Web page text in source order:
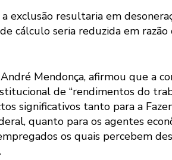
exclusão resultaria em
cálculo seria reduzida em razão
Mendonça, afirmou que a
de “rendimentos do
significativos tanto para a
quanto para os agentes
os quais percebem